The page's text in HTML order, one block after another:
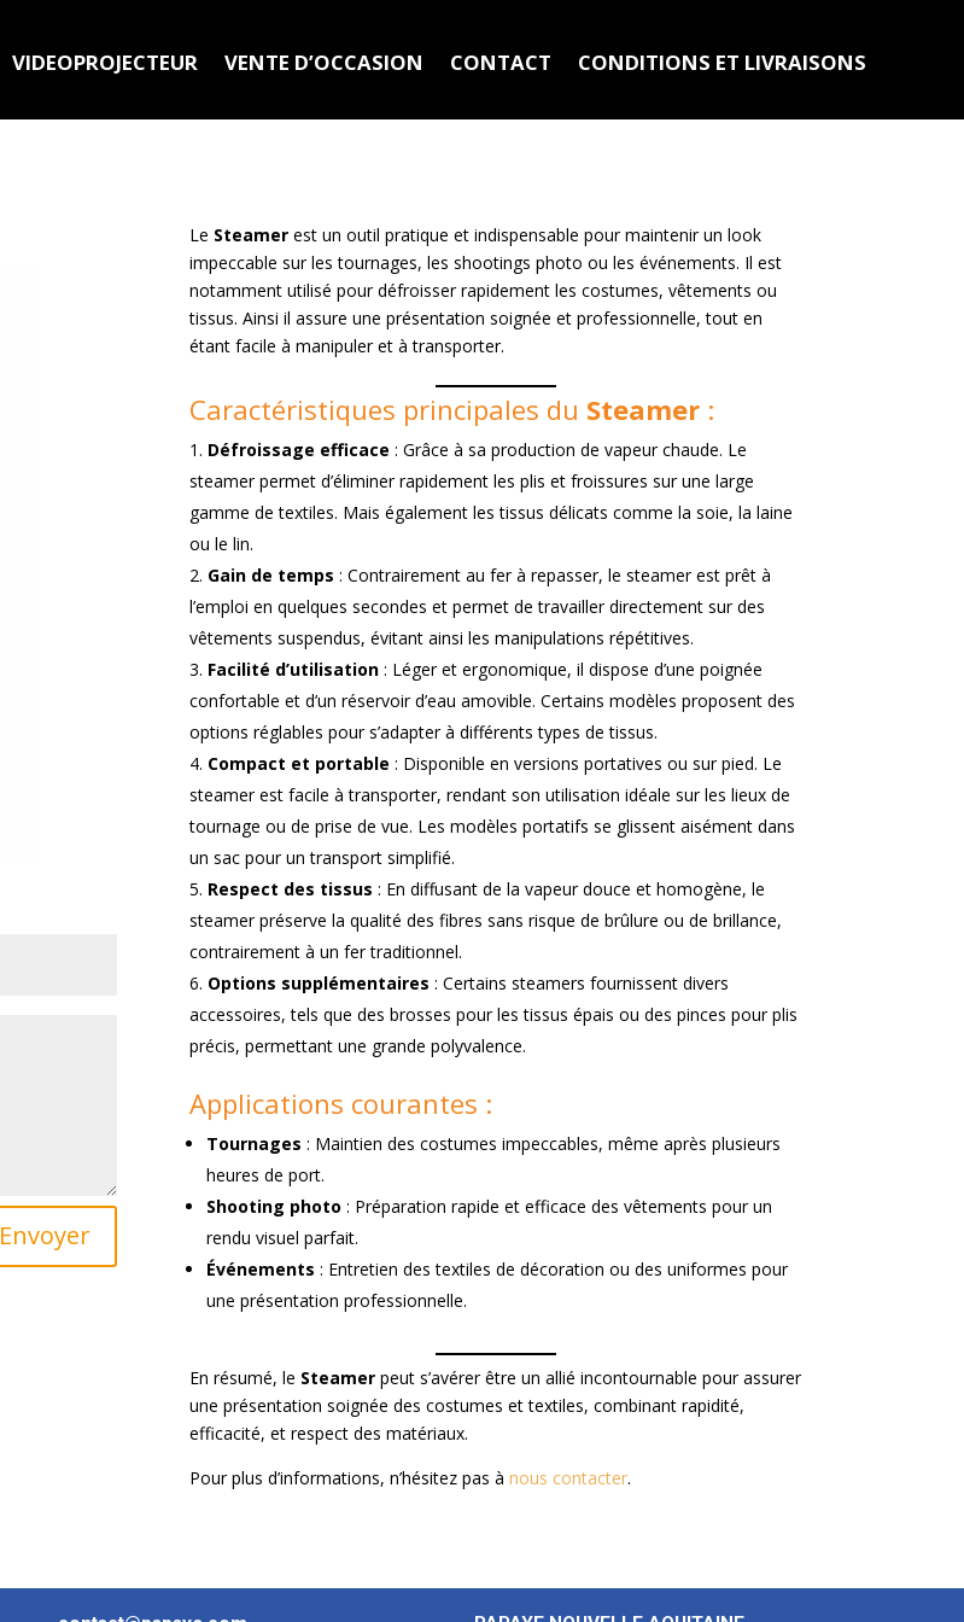
VIDEOPROJECTEUR VENTE D’OCCASION CONTACT CONDITIONS ET LIVRAISONS
Envoyer
Le Steamerest un outil pratique et indispensable pour maintenir un look
impeccable sur les tournages, les shootings photo ou les événements. Il est
notamment utilisé pour défroisser rapidement les costumes, vêtements ou
tissus. Ainsi il assure une présentation soignée et professionnelle, tout en
étant facile à manipuler et à transporter.
Caractéristiques principales du Steamer:
Défroissage efficace : Grâce à sa production de vapeur chaude. Le
steamer permet d’éliminer rapidement les plis et froissures sur une large
gamme de textiles. Mais également les tissus délicats comme la soie, la laine
ou le lin.
Gain de temps : Contrairement au fer à repasser, le steamer est prêt à
l’emploi en quelques secondes et permet de travailler directement sur des
vêtements suspendus, évitant ainsi les manipulations répétitives.
Facilité d’utilisation: Léger et ergonomique, il dispose d’une poignée
confortable et d’un réservoir d’eau amovible. Certains modèles proposent des
options réglables pour s’adapter à différents types de tissus.
Compact et portable : Disponible en versions portatives ou sur pied. Le
steamer est facile à transporter, rendant son utilisation idéale sur les lieux de
tournage ou de prise de vue. Les modèles portatifs se glissent aisément dans
un sac pour un transport simplifié.
Respect des tissus : En diffusant de la vapeur douce et homogène, le
steamer préserve la qualité des fibres sans risque de brûlure ou de brillance,
contrairement à un fer traditionnel.
Options supplémentaires : Certains steamers fournissent divers
accessoires, tels que des brosses pour les tissus épais ou des pinces pour plis
précis, permettant une grande polyvalence.
Applications courantes :
Tournages : Maintien des costumes impeccables, même après plusieurs
heures de port.
Shooting photo : Préparation rapide et efficace des vêtements pour un
rendu visuel parfait.
Événements : Entretien des textiles de décoration ou des uniformes pour
une présentation professionnelle.
En résumé, le Steamerpeut s’avérer être un allié incontournable pour assurer
une présentation soignée des costumes et textiles, combinant rapidité,
efficacité, et respect des matériaux.
Pour plus d’informations, n’hésitez pas à nous contacter.